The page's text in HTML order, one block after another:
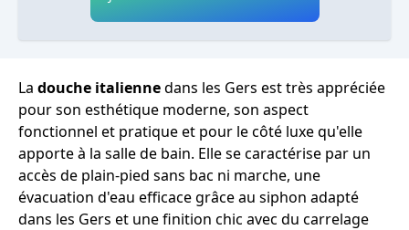
La douche italiennedans les Gers est très appréciée
pour son esthétique moderne, son aspect
fonctionnel et pratique et pour le côté luxe qu'elle
apporte à la salle de bain. Elle se caractérise par un
accès de plain-pied sans bac ni marche, une
évacuation d'eau efficace grâce au siphon adapté
dans les Gers et une finition chic avec du carrelage